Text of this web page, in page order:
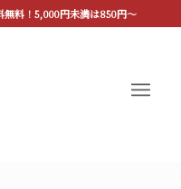
無料！5,000円未満は850円〜